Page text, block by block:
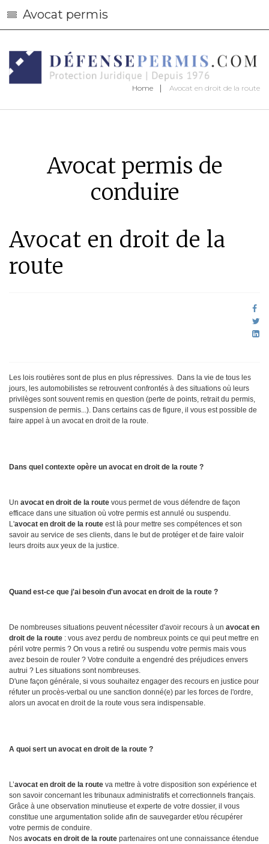
Avocat permis
Home Avocat en droit de la route
Avocat permis de
conduire
Avocat en droit de la
route
Les lois routières sont de plus en plus répressives. Dans la vie de tous les
jours, les automobilistes se retrouvent confrontés à des situations où leurs
privilèges sont souvent remis en question (perte de points, retrait du permis,
suspension de permis...). Dans certains cas de figure, il vous est possible de
faire appel à un avocat en droit de la route.
Dans quel contexte opère un avocat en droit de la route ?
Un avocat en droit de la route vous permet de vous défendre de façon
efficace dans une situation où votre permis est annulé ou suspendu.
L'avocat en droit de la route est là pour mettre ses compétences et son
savoir au service de ses clients, dans le but de protéger et de faire valoir
leurs droits aux yeux de la justice.
Quand est-ce que j'ai besoin d'un avocat en droit de la route ?
De nombreuses situations peuvent nécessiter d'avoir recours à un avocat en
droit de la route : vous avez perdu de nombreux points ce qui peut mettre en
péril votre permis ? On vous a retiré ou suspendu votre permis mais vous
avez besoin de rouler ? Votre conduite a engendré des préjudices envers
autrui ? Les situations sont nombreuses.
D'une façon générale, si vous souhaitez engager des recours en justice pour
réfuter un procès-verbal ou une sanction donné(e) par les forces de l'ordre,
alors un avocat en droit de la route vous sera indispensable.
A quoi sert un avocat en droit de la route ?
L’avocat en droit de la route va mettre à votre disposition son expérience et
son savoir concernant les tribunaux administratifs et correctionnels français.
Grâce à une observation minutieuse et experte de votre dossier, il vous
constitue une argumentation solide afin de sauvegarder et/ou récupérer
votre permis de conduire.
Nos avocats en droit de la route partenaires ont une connaissance étendue